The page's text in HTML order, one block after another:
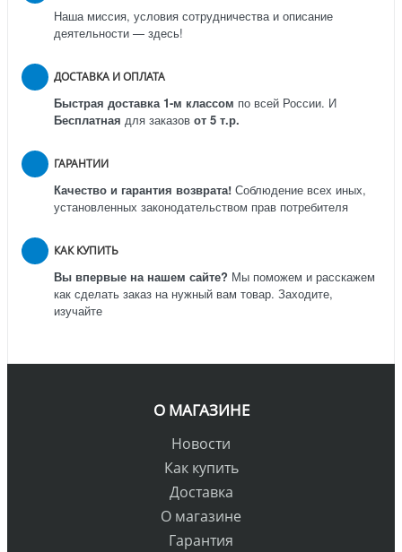
Наша миссия, условия сотрудничества и описание
деятельности — здесь!
ДОСТАВКА И ОПЛАТА
Быстрая доставка 1-м классом по всей России. И
Бесплатная для заказов от 5 т.р.
ГАРАНТИИ
Качество и гарантия возврата! Соблюдение всех иных,
установленных законодательством прав потребителя
КАК КУПИТЬ
Вы впервые на нашем сайте? Мы поможем и расскажем
как сделать заказ на нужный вам товар. Заходите,
изучайте
О МАГАЗИНЕ
Новости
Как купить
Доставка
О магазине
Гарантия